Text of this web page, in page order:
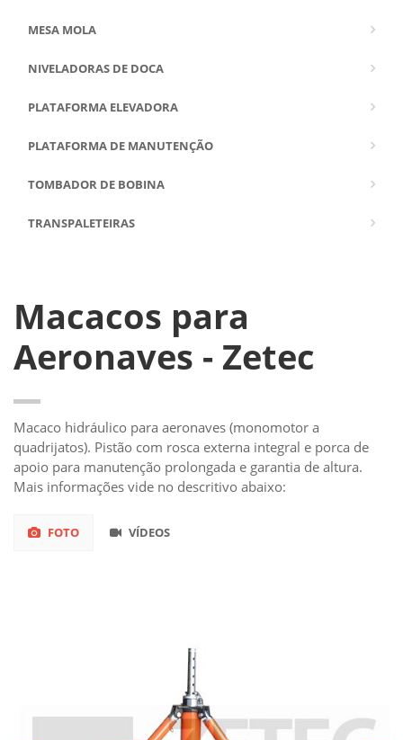
MESA MOLA
NIVELADORAS DE DOCA
PLATAFORMA ELEVADORA
PLATAFORMA DE MANUTENÇÃO
TOMBADOR DE BOBINA
TRANSPALETEIRAS
Macacos para
Aeronaves - Zetec
Macaco hidráulico para aeronaves (monomotor a
quadrijatos). Pistão com rosca externa integral e porca de
apoio para manutenção prolongada e garantia de altura.
Mais informações vide no descritivo abaixo:
FOTO VÍDEOS